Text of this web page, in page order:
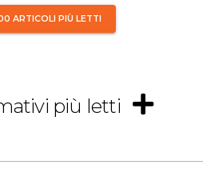
ARTICOLI PIÙ LETTI
più letti